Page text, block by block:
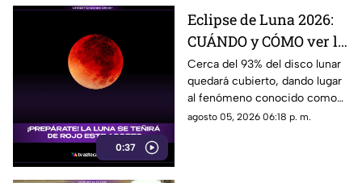
0:37
Eclipse de Luna 2026:
CUÁNDO y CÓMO ver la
"LUNA DE SANGRE" en
México
Cerca del 93% del disco lunar
quedará cubierto, dando lugar
al fenómeno conocido como
“Luna de Sangre”.
agosto 05, 2026 06:18 p. m.